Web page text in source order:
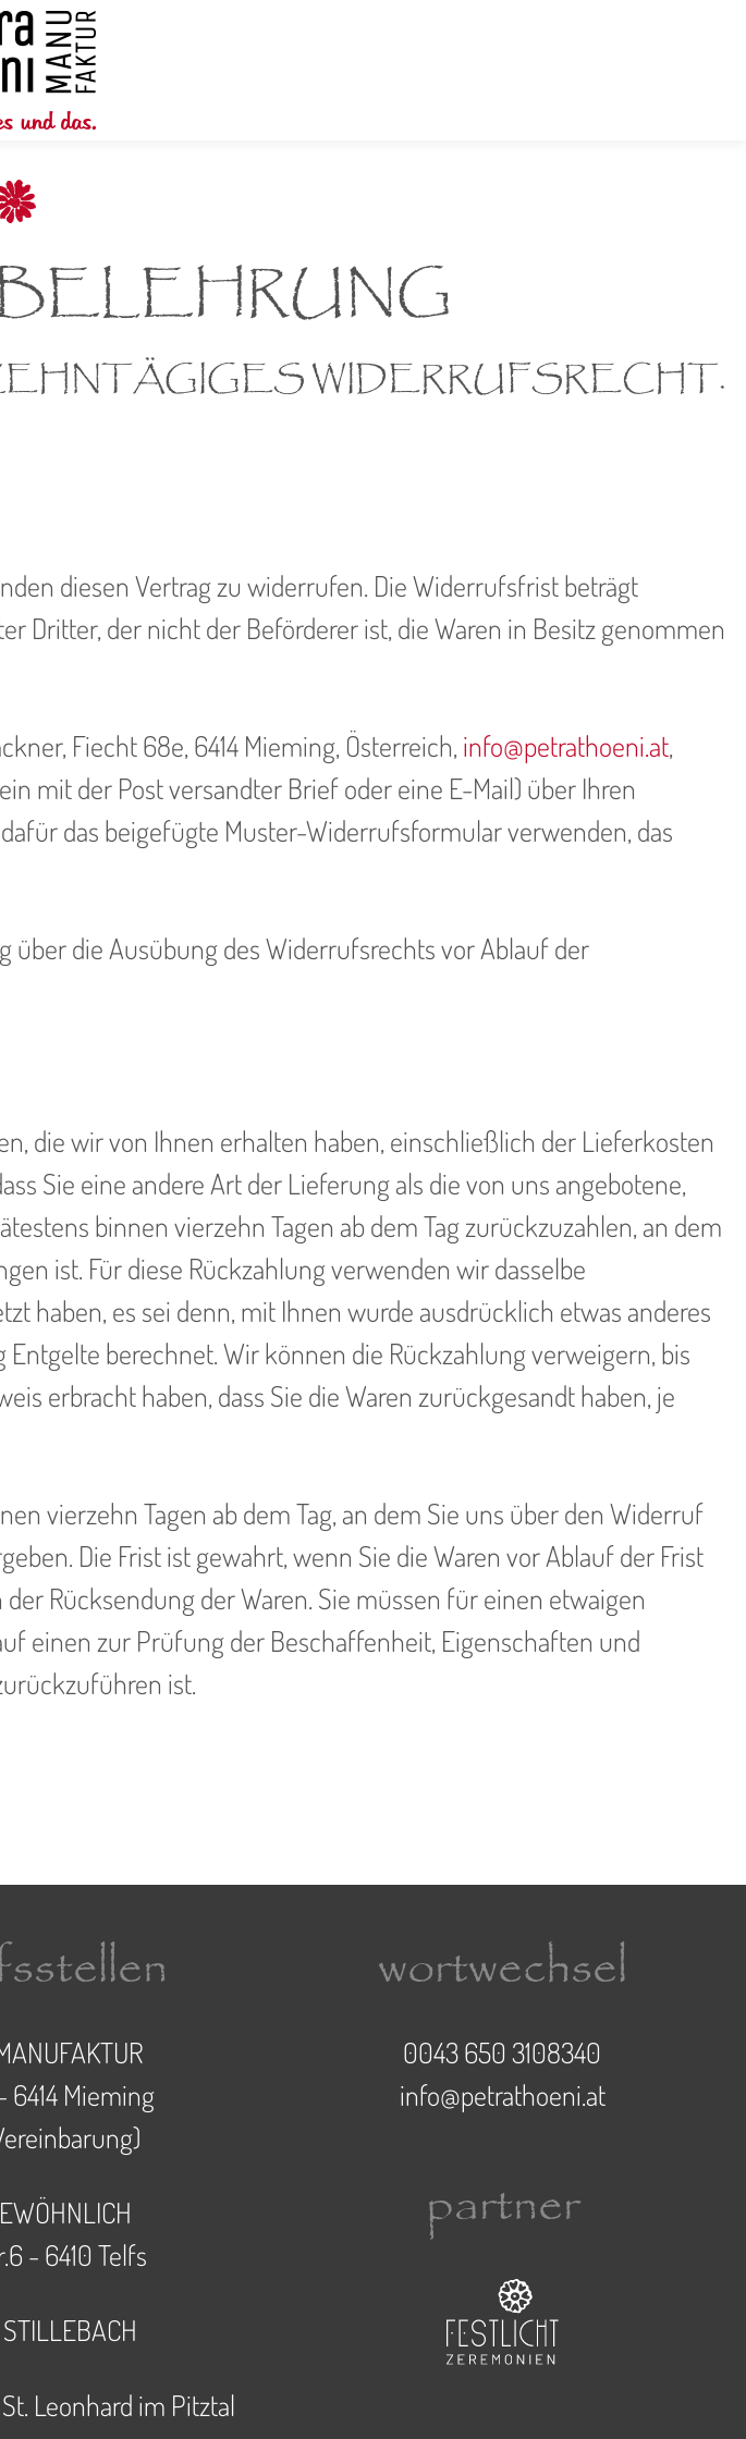
WIDERRUFSRECHT.
diesen Vertrag zu widerrufen. Die Widerrufsfrist beträgt
Dritter, der nicht der Beförderer ist, die Waren in Besitz genommen
Fiecht 68e, 6414 Mieming, Österreich, info@petrathoeni.at,
mit der Post versandter Brief oder eine E-Mail) über Ihren
das beigefügte Muster-Widerrufsformular verwenden, das
über die Ausübung des Widerrufsrechts vor Ablauf der
die wir von Ihnen erhalten haben, einschließlich der Lieferkosten
Sie eine andere Art der Lieferung als die von uns angebotene,
binnen vierzehn Tagen ab dem Tag zurückzuzahlen, an dem
ist. Für diese Rückzahlung verwenden wir dasselbe
haben, es sei denn, mit Ihnen wurde ausdrücklich etwas anderes
berechnet. Wir können die Rückzahlung verweigern, bis
erbracht haben, dass Sie die Waren zurückgesandt haben, je
vierzehn Tagen ab dem Tag, an dem Sie uns über den Widerruf
Die Frist ist gewahrt, wenn Sie die Waren vor Ablauf der Frist
Rücksendung der Waren. Sie müssen für einen etwaigen
einen zur Prüfung der Beschaffenheit, Eigenschaften und
ist.
6414 Mieming
- 6410 Telfs
Leonhard im Pitztal
wortwechsel
0043 650 3108340
info@petrathoeni.at
partner